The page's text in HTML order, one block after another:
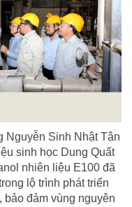
Sinh Nhật Tân
sinh học Dung Quất
nhiên liệu E100 đã
lộ trình phát triển
đảm vùng nguyên